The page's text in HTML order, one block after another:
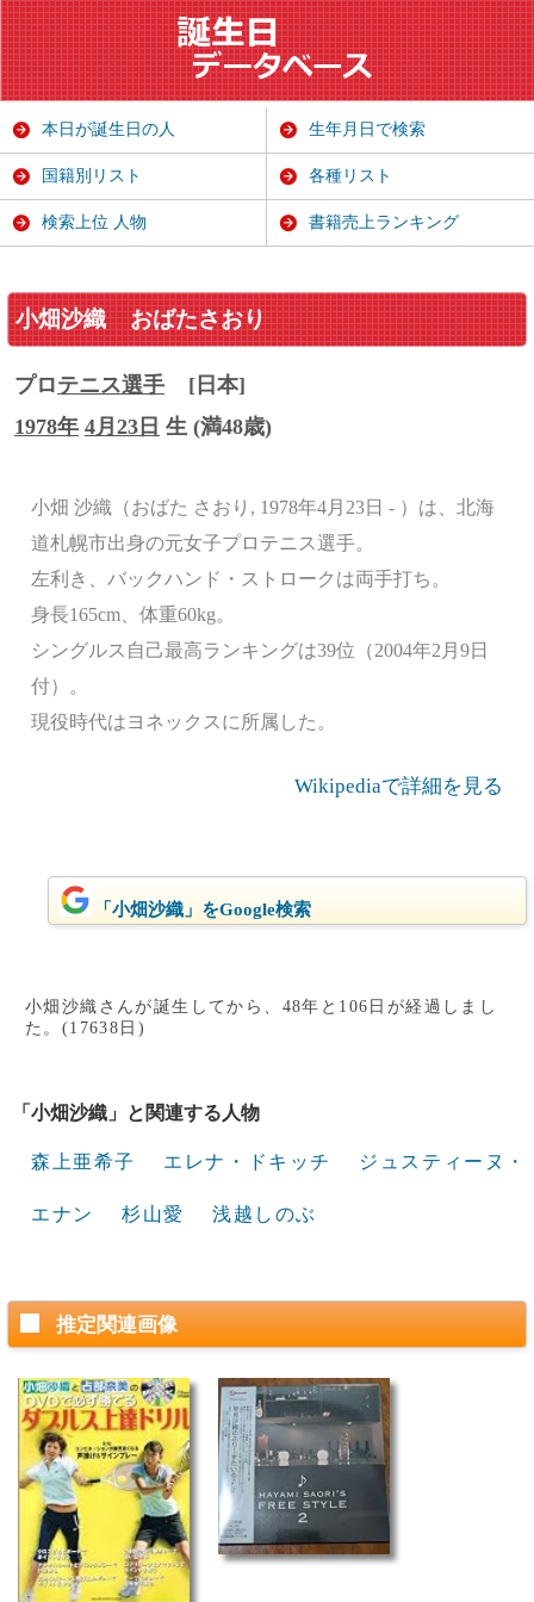
小畑沙織 おばたさおり
プロテニス選手
[日本]
1978年 4月23日 生 (満48歳)
小畑 沙織（おばた さおり, 1978年4月23日 - ）は、北海
道札幌市出身の元女子プロテニス選手。
左利き、バックハンド・ストロークは両手打ち。
身長165cm、体重60kg。
シングルス自己最高ランキングは39位（2004年2月9日
付）。
現役時代はヨネックスに所属した。
Wikipediaで詳細を見る
「小畑沙織」をGoogle検索
小畑沙織さんが誕生してから、48年と106日が経過しまし
た。(17638日)
「小畑沙織」と関連する人物
森上亜希子 エレナ・ドキッチ ジュスティーヌ・
エナン 杉山愛 浅越しのぶ
推定関連画像
本日が誕生日の人 生年月日で検索
国籍別リスト 各種リスト
検索上位 人物 書籍売上ランキング